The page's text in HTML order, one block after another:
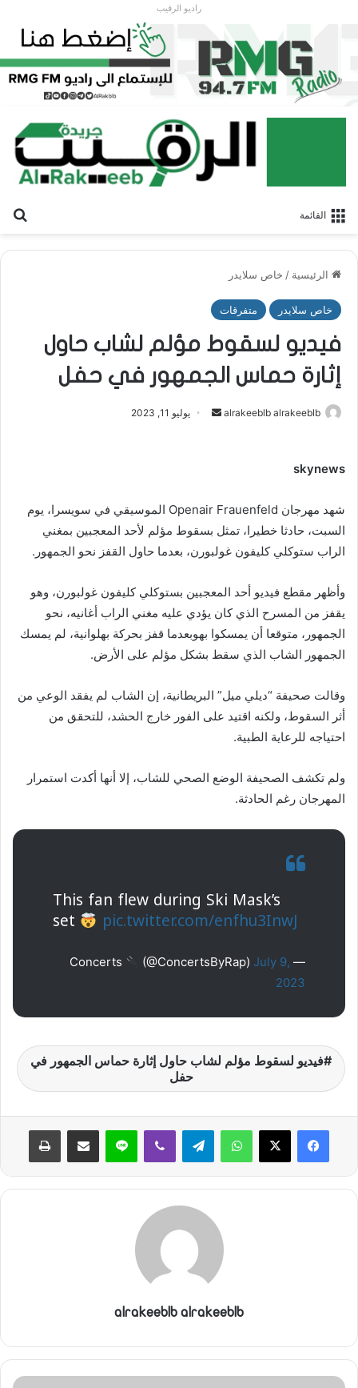
راديو الرقيب
القائمة
الرئيسية / خاص سلايدر
خاص سلايدر متفرقات
فيديو لسقوط مؤلم لشاب حاول
إثارة حماس الجمهور في حفل
alrakeeblb alrakeeblb
أرسل يوليو 11, 2023
skynews
شهد مهرجان Openair Frauenfeld الموسيقي في سويسرا، يوم
السبت، حادثا خطيرا، تمثل بسقوط مؤلم لأحد المعجبين بمغني
الراب ستوكلي كليفون غولبورن، بعدما حاول القفز نحو الجمهور.
وأظهر مقطع فيديو أحد المعجبين بستوكلي كليفون غولبورن، وهو
يقفز من المسرح الذي كان يؤدي عليه مغني الراب أغانيه، نحو
الجمهور، متوقعا أن يمسكوا بهوبعدما قفز بحركة بهلوانية، لم يمسك
الجمهور الشاب الذي سقط بشكل مؤلم على الأرض.
وقالت صحيفة “ديلي ميل” البريطانية، إن الشاب لم يفقد الوعي من
أثر السقوط، ولكنه اقتيد على الفور خارج الحشد، للتحقق من
احتياجه للرعاية الطبية.
ولم تكشف الصحيفة الوضع الصحي للشاب، إلا أنها أكدت استمرار
المهرجان رغم الحادثة.
This fan flew during Ski Mask’s
set pic.twitter.com/enfhu3InwJ
— Concerts
(@ConcertsByRap) July 9,
2023
فيديو لسقوط مؤلم لشاب حاول إثارة حماس الجمهور في
حفل
واتساب تيلقرام ڤايبر لاين مشاركة عبر البريد طباعة
alrakeeblb alrakeeblb